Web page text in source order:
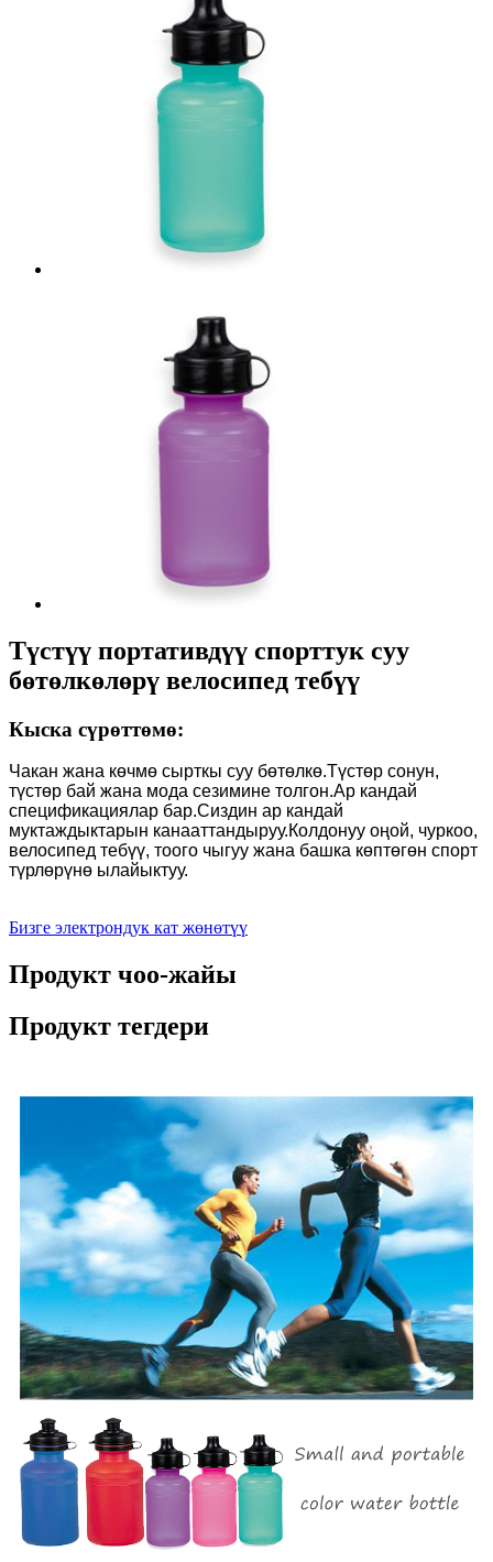
Түстүү портативдүү спорттук суу
бөтөлкөлөрү велосипед тебүү
Кыска сүрөттөмө:
Чакан жана көчмө сырткы суу бөтөлкө.Түстөр сонун,
түстөр бай жана мода сезимине толгон.Ар кандай
спецификациялар бар.Сиздин ар кандай
муктаждыктарын канааттандыруу.Колдонуу оңой, чуркоо,
велосипед тебүү, тоого чыгуу жана башка көптөгөн спорт
түрлөрүнө ылайыктуу.
Бизге электрондук кат жөнөтүү
Продукт чоо-жайы
Продукт тегдери